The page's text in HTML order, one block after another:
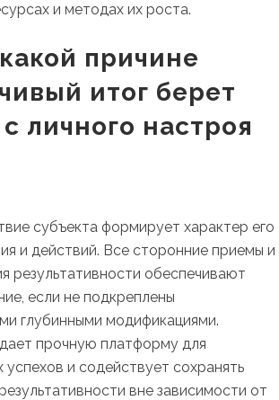
и методах их роста.
причине
итог берет
личного настроя
субъекта формирует характер его
и действий. Все сторонние приемы и
результативности обеспечивают
если не подкреплены
глубинными модификациями.
прочную платформу для
и содействует сохранять
вне зависимости от